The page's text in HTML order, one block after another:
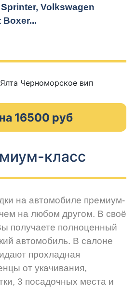
Volkswagen
Boxer...
16500 руб
класс
на автомобиле премиум-
на любом другом. В своё
получаете полноценный
автомобиль. В салоне
прохладная
от укачивания,
3 посадочных места и